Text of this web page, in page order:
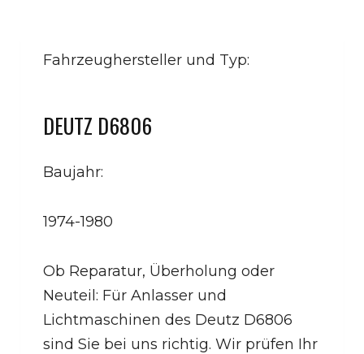
Fahrzeughersteller und Typ:
DEUTZ D6806
Baujahr:
1974-1980
Ob Reparatur, Überholung oder
Neuteil: Für Anlasser und
Lichtmaschinen des Deutz D6806
sind Sie bei uns richtig. Wir prüfen Ihr